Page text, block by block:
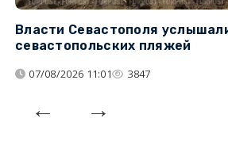
Власти Севастополя
севастопольских пляжей
07/08/2026 11:01 3847